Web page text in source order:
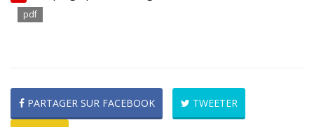
pdf
PARTAGER SUR FACEBOOK TWEETER